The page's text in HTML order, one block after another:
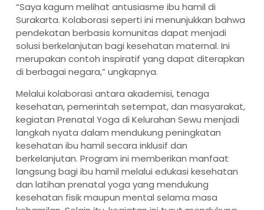
“Saya kagum melihat antusiasme ibu hamil di
Surakarta. Kolaborasi seperti ini menunjukkan bahwa
pendekatan berbasis komunitas dapat menjadi
solusi berkelanjutan bagi kesehatan maternal. Ini
merupakan contoh inspiratif yang dapat diterapkan
di berbagai negara,” ungkapnya.
Melalui kolaborasi antara akademisi, tenaga
kesehatan, pemerintah setempat, dan masyarakat,
kegiatan Prenatal Yoga di Kelurahan Sewu menjadi
langkah nyata dalam mendukung peningkatan
kesehatan ibu hamil secara inklusif dan
berkelanjutan. Program ini memberikan manfaat
langsung bagi ibu hamil melalui edukasi kesehatan
dan latihan prenatal yoga yang mendukung
kesehatan fisik maupun mental selama masa